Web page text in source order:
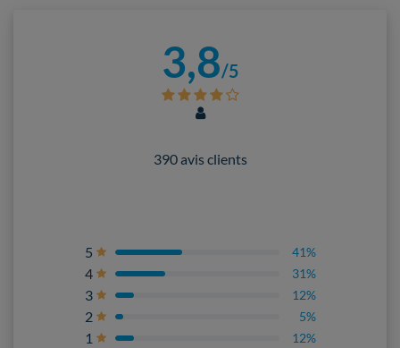
3,8/5
390 avis clients
5 41%
4 31%
3 12%
2 5%
1 12%